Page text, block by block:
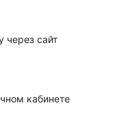
через сайт
кабинете